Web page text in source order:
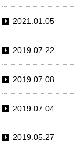
2021.01.05
2019.07.22
2019.07.08
2019.07.04
2019.05.27